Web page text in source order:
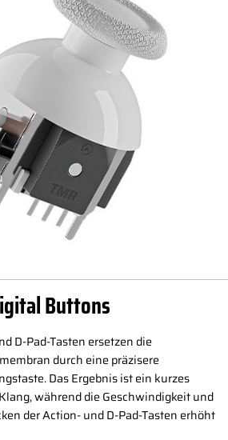
Buttons
D-Pad-Tasten ersetzen die
durch eine präzisere
Das Ergebnis ist ein kurzes
während die Geschwindigkeit und
der Action- und D-Pad-Tasten erhöht